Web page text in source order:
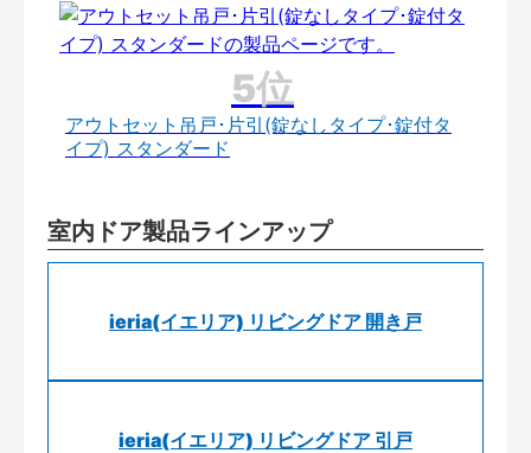
アウトセット吊戸･片引(錠なしタイプ･錠付タ
イプ) スタンダード
室内ドア製品ラインアップ
ieria(イエリア) リビングドア 開き戸
ieria(イエリア) リビングドア 引戸